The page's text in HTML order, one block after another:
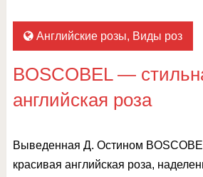
Английские розы, Виды роз
BOSCOBEL —
английская роза
Выведенная Д. Остином
красивая английская роза,